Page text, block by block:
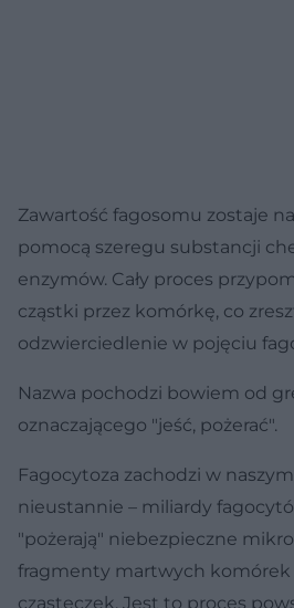
Zawartość fagosomu zostaje
pomocą szeregu substancji
enzymów. Cały proces
cząstki przez komórkę, co
odzwierciedlenie w pojęciu
Nazwa pochodzi bowiem od
oznaczającego "jeść, pożerać".
Fagocytoza zachodzi w
nieustannie – miliardy
"pożerają" niebezpieczne
fragmenty martwych
cząsteczek. Jest to proces